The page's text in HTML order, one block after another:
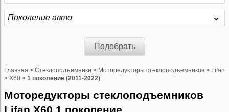
Поколение авто
Подобрать
Главная > Стеклоподъемники > Моторедукторы стеклоподъемников > Lifan
> X60 > 1 поколение (2011-2022)
Моторедукторы стеклоподъемников